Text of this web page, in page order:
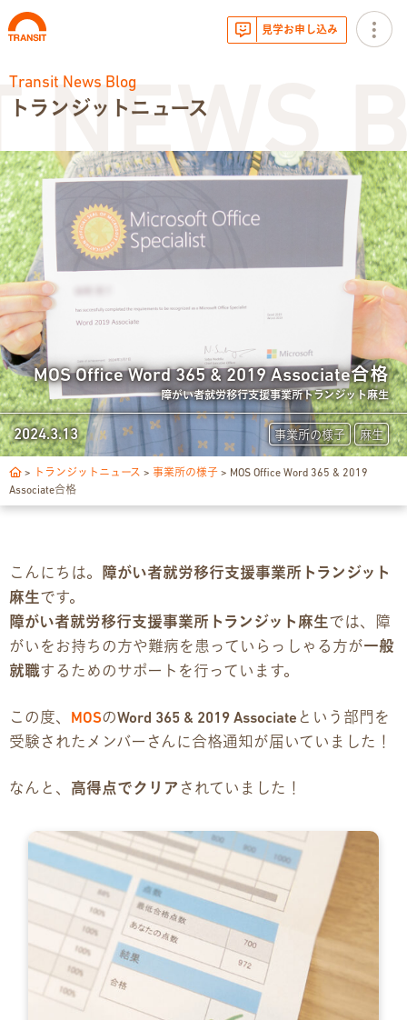
お知らせ
トランジットニュース
利用体験談
広報・イベント
就労移行支援とは
トランジットについて
1日の流れ
独自サポート
3つの支援制度
お食事の提供について
スキルアップ診断
企業様向けパンフレット
広報チラシ・刊行物
アクセス・ご案内
交通アクセス
Transit News Blog
トランジットニュース
MOS Office Word 365 & 2019 Associate合格
障がい者就労移行支援事業所トランジット麻生
事業所の様子 麻生
2024.3.13
> トランジットニュース > 事業所の様子 > MOS Office Word 365 & 2019
Associate合格
こんにちは。
障がい者就労移行支援事業所トランジット
麻生です。
障がい者就労移行支援事業所トランジット麻生では、障
がいをお持ちの方や難病を患っていらっしゃる方が一般
就職するためのサポートを行っています。
この度、 MOSのWord 365 & 2019 Associate という部門を
受験されたメンバーさんに合格通知が届いていました！
なんと、 高得点でクリア されていました！
見学お申し込み